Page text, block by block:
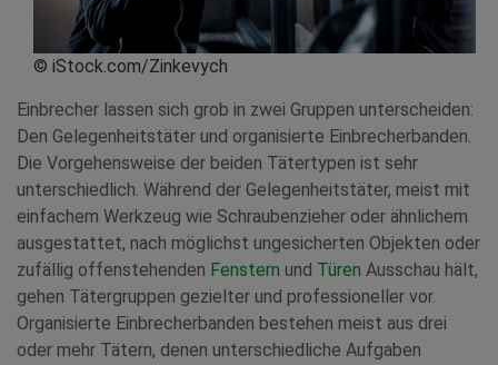
© iStock.com/Zinkevych
Einbrecher lassen sich grob in zwei Gruppen unterscheiden:
Den Gelegenheitstäter und organisierte Einbrecherbanden.
Die Vorgehensweise der beiden Tätertypen ist sehr
unterschiedlich. Während der Gelegenheitstäter, meist mit
einfachem Werkzeug wie Schraubenzieher oder ähnlichem
ausgestattet, nach möglichst ungesicherten Objekten oder
zufällig offenstehenden Fenstern und Türen Ausschau hält,
gehen Tätergruppen gezielter und professioneller vor.
Organisierte Einbrecherbanden bestehen meist aus drei
oder mehr Tätern, denen unterschiedliche Aufgaben